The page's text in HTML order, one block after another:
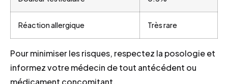
Réaction allergique Très rare
Pour minimiser les risques, respectez la posologie et
informez votre médecin de tout antécédent ou
médicament concomitant.